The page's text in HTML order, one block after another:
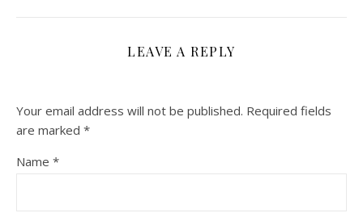
LEAVE A REPLY
Your email address will not be published. Required fields
are marked *
Name *